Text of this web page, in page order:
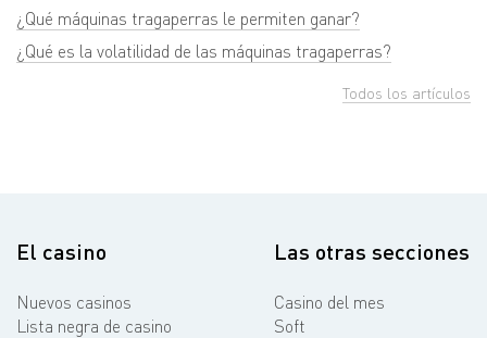
¿Qué máquinas tragaperras le permiten ganar?
¿Qué es la volatilidad de las máquinas tragaperras?
Todos los artículos
El casino
Nuevos casinos
Lista negra de casino
Las otras secciones
Casino del mes
Soft